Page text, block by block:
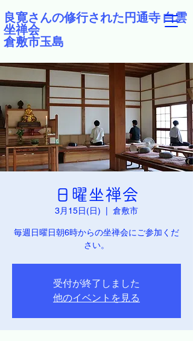
良寛さんの修行された円通寺 白雲
坐禅会
倉敷市玉島
日曜坐禅会
3月15日(日) 倉敷市
毎週日曜日朝6時からの坐禅会にご参加くだ
さい。
受付が終了しました
他のイベントを見る